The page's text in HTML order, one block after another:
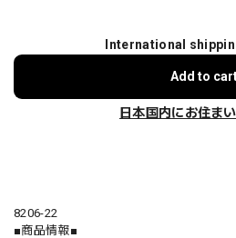
International
Add to
日本国内にお住ま
8206-22
■商品情報■